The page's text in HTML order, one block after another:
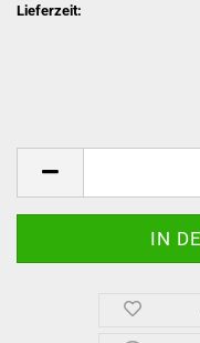
Lieferzeit: